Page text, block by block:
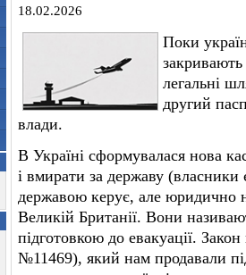
18.02.2026
Поки
легальні
другий
влади.
В Україні сформувалася нова
і вмирати за державу (власники
державою керує, але
Великій Британії. Вони
підготовкою до евакуації.
№11469), який нам продавали